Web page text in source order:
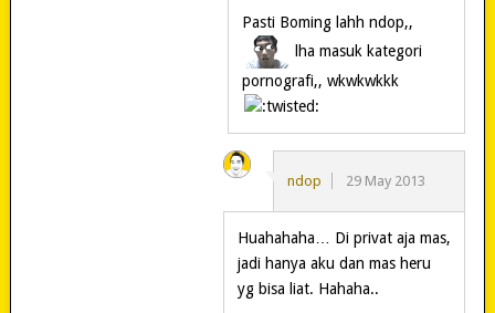
Pasti Boming lahh ndop,,
lha masuk kategori
pornografi,, wkwkwkkk
ndop 29 May 2013
Huahahaha… Di privat aja mas,
jadi hanya aku dan mas heru
yg bisa liat. Hahaha..